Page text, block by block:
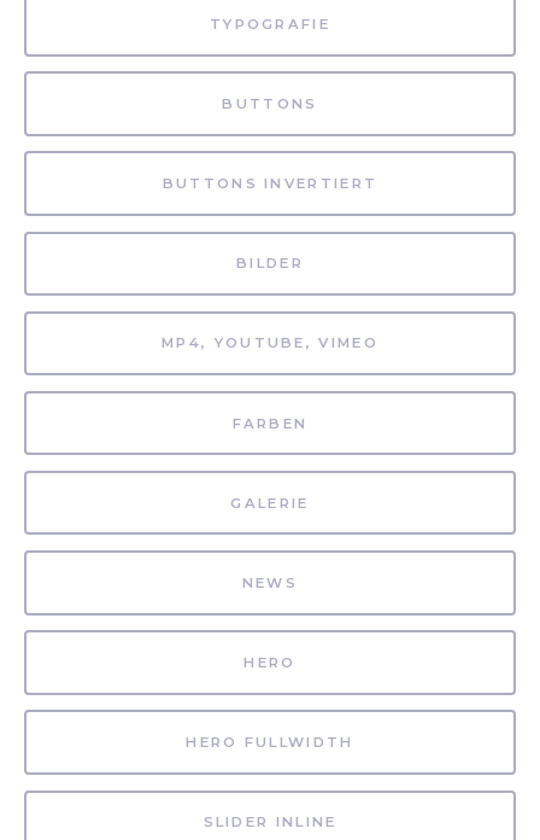
TYPOGRAFIE
BUTTONS
BUTTONS INVERTIERT
BILDER
MP4, YOUTUBE, VIMEO
FARBEN
GALERIE
NEWS
HERO
HERO FULLWIDTH
SLIDER INLINE